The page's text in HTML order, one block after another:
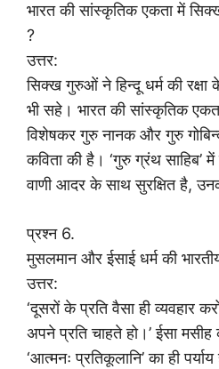
भारत की सांस्कृतिक एकता में
?
उत्तर:
सिक्ख गुरुओं ने हिन्दू धर्म की
भी सहे। भारत की सांस्कृतिक
विशेषकर गुरु नानक और गुरु
कविता की है। ‘गुरु ग्रंथ साहिब’
वाणी आदर के साथ सुरक्षित है,
प्रश्न 6.
मुसलमान और ईसाई धर्म की
उत्तर:
‘दूसरों के प्रति वैसा ही व्यवहार
अपने प्रति चाहते हो।’ ईसा
‘आत्मनः प्रतिकूलानि’ का ही